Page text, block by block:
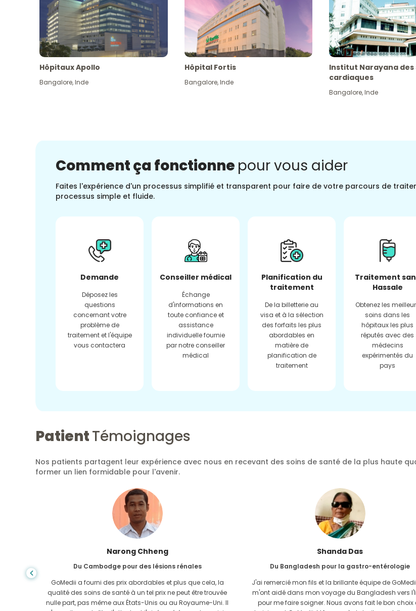
Hôpitaux Apollo
Bangalore,Inde
Hôpital Fortis
Bangalore,Inde
Institut Narayana des
cardiaques
Bangalore,Inde
Comment ça fonctionne pour vous aider
Faites l'expérience d'un processus simplifié et transparent pour faire de votre parcours de
processus simple et fluide.
Demande
Déposez les
questions
concernant votre
problème de
traitement et l'équipe
vous contactera
Conseiller médical
Échange
d'informations en
toute confiance et
assistance
individuelle fournie
par notre conseiller
médical
Planification du
traitement
De la billetterie au
visa et à la sélection
des forfaits les plus
abordables en
matière de
planification de
traitement
Traitement
Hassale
Obtenez les
soins dans les
hôpitaux les plus
réputés avec des
médecins
expérimentés du
pays
PatientTémoignages
Nos patients partagent leur expérience avec nous en recevant des soins de santé de la plus haute
former un lien formidable pour l'avenir.
Shanda Das
Du Bangladesh pour la gastro-entérologie
J'ai remercié mon fils et la brillante équipe de GoMedii qui
m'ont aidé dans mon voyage du Bangladesh vers l'Inde
pour me faire soigner. Nous avons fait le bon choix en
Furkanoul Islam
Du Bangladesh pour une greffe de rein
J'avais donné tout l'espoir que je serais en mesure
recevoir n'importe quel type de traitement pour
problème rénal. Ce n'est qu'après avoir rencontré